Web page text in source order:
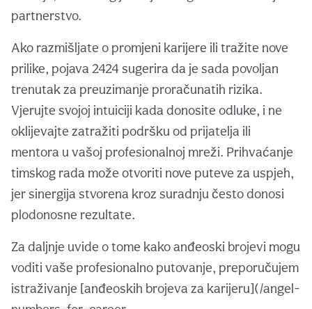
partnerstvo.
Ako razmišljate o promjeni karijere ili tražite nove
prilike, pojava 2424 sugerira da je sada povoljan
trenutak za preuzimanje proračunatih rizika.
Vjerujte svojoj intuiciji kada donosite odluke, i ne
oklijevajte zatražiti podršku od prijatelja ili
mentora u vašoj profesionalnoj mreži. Prihvaćanje
timskog rada može otvoriti nove puteve za uspjeh,
jer sinergija stvorena kroz suradnju često donosi
plodonosne rezultate.
Za daljnje uvide o tome kako anđeoski brojevi mogu
voditi vaše profesionalno putovanje, preporučujem
istraživanje [anđeoskih brojeva za karijeru](/angel-